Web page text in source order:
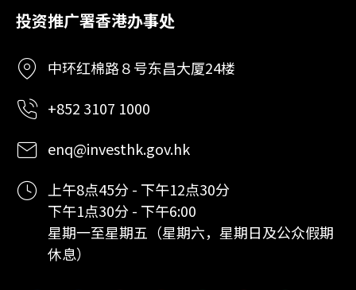
投资推广署香港办事处
中环红棉路８号东昌大厦24楼
+852 3107 1000
enq@investhk.gov.hk
上午8点45分 - 下午12点30分
下午1点30分 - 下午6:00
星期一至星期五（星期六，星期日及公众假期
休息）